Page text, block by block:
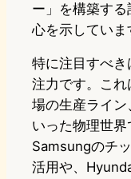
ー」を構築す
心を示していま
特に注目すべ
注力です。こ
場の生産ライン
いった物理世界
Samsungのチ
活用や、